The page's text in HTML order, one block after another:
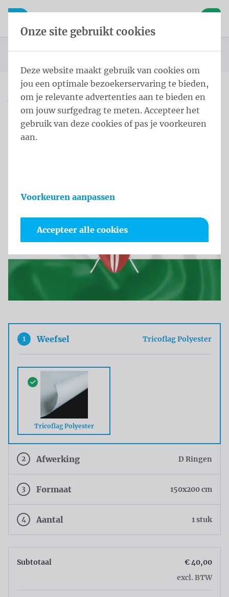
Inhoud overslaan
Taalkeuze overslaan
Open mobiele navigatie
Startpagina
Producten
Vlaggen
Officiële vlaggen
Landenvlaggen
Landenvlaggen Afrika Vlag Kenia 150x200 cm
Vlag Kenia 150x200 cm
Productinformatie
1 Weefsel Tricoflag Polyester
Tricoflag Polyester
2 Afwerking D Ringen
3 Formaat 150x200 cm
4 Aantal 1 stuk
Subtotaal
€ 40,00
excl. BTW
Onze site gebruikt cookies
Deze website maakt gebruik van cookies om
jou een optimale bezoekerservaring te bieden,
om je relevante advertenties aan te bieden en
om jouw surfgedrag te meten. Accepteer het
gebruik van deze cookies of pas je voorkeuren
aan.
Voorkeuren aanpassen
Accepteer alle cookies